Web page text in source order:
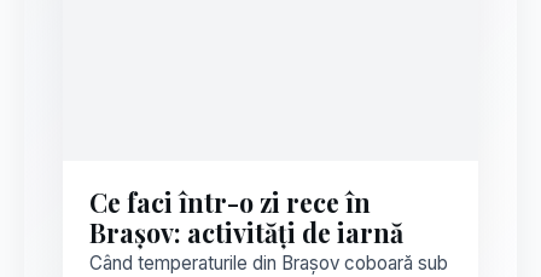
Ce faci într-o zi rece în
Brașov: activități de iarnă
Când temperaturile din Brașov coboară sub